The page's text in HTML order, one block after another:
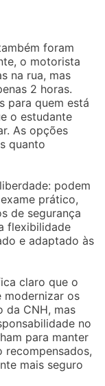
foram
o motorista
na rua, mas
2 horas.
para quem está
o estudante
As opções
quanto
podem
prático,
de segurança
flexibilidade
e adaptado às
claro que o
modernizar os
da CNH, mas
no
para manter
recompensados,
mais seguro